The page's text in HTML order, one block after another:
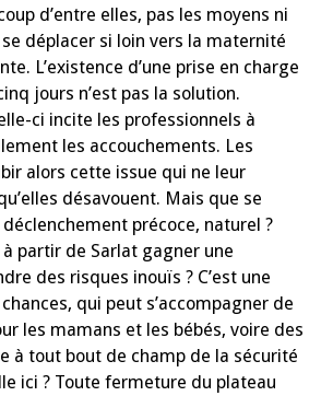
d’entre elles, pas les moyens ni
déplacer si loin vers la maternité
L’existence d’une prise en charge
jours n’est pas la solution.
ci incite les professionnels à
les accouchements. Les
alors cette issue qui ne leur
désavouent. Mais que se
précoce, naturel ?
partir de Sarlat gagner une
des risques inouïs ? C’est une
qui peut s’accompagner de
les mamans et les bébés, voire des
à tout bout de champ de la sécurité
ici ? Toute fermeture du plateau